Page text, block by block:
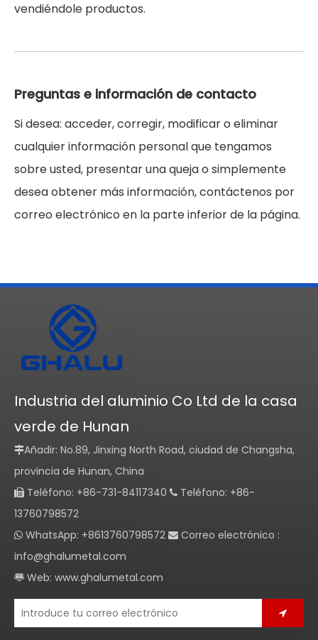
vendiéndole productos.
Preguntas e información de contacto
Si desea: acceder, corregir, modificar o eliminar
cualquier información personal que tengamos
sobre usted, presentar una queja o simplemente
desea obtener más información, contáctenos por
correo electrónico en la parte inferior de la página.
Industria del aluminio Co Ltd de la casa
verde de Hunan
Añadir: No.89, Jinxing North Road, ciudad de Changsha,
provincia de Hunan, China
 Teléfono: +86-731-84117340  Teléfono: +86-
13760798572
 WhatsApp: +8613760798572  Correo electrónico :
info@ghalumetal.com
 Web: www.ghalumetal.com